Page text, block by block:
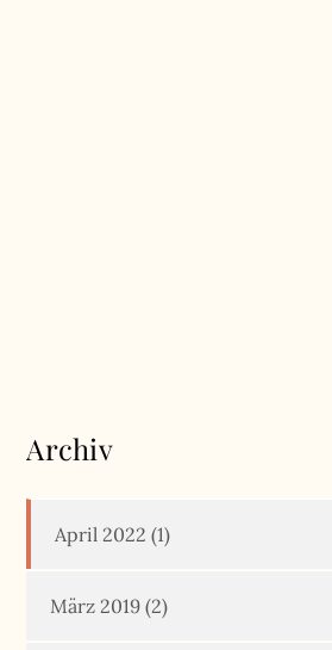
Archiv
April 2022 (1)
März 2019 (2)